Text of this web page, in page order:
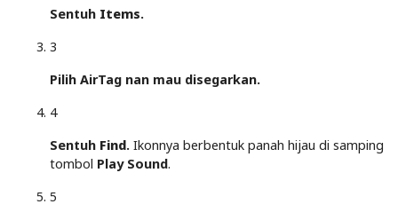
Sentuh Items.
3
Pilih AirTag nan mau disegarkan.
4
Sentuh Find. Ikonnya berbentuk panah hijau di samping
tombol Play Sound.
5